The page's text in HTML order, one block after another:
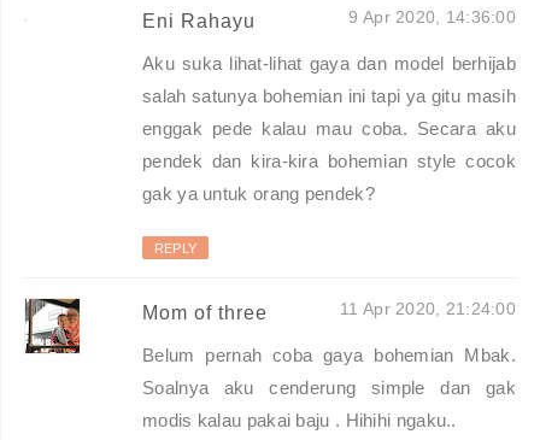
Eni Rahayu 9 Apr 2020, 14:36:00
Aku suka lihat-lihat gaya dan model berhijab
salah satunya bohemian ini tapi ya gitu masih
enggak pede kalau mau coba. Secara aku
pendek dan kira-kira bohemian style cocok
gak ya untuk orang pendek?
REPLY
Mom of three 11 Apr 2020, 21:24:00
Belum pernah coba gaya bohemian Mbak.
Soalnya aku cenderung simple dan gak
modis kalau pakai baju . Hihihi ngaku..